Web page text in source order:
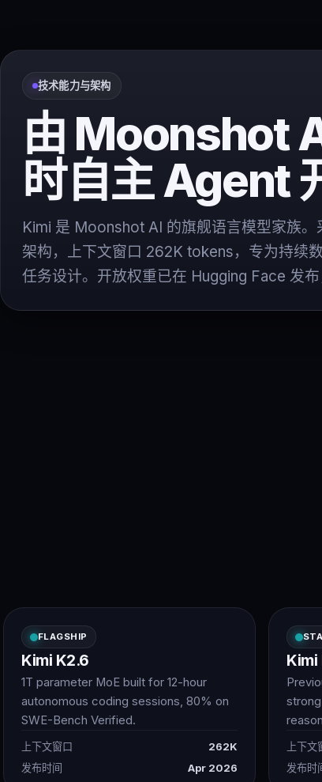
技术能力与架构
由 Moonshot
时自主 Agent
Kimi 是 Moonshot AI 的旗舰语言模型家族。
架构，上下文窗口 262K tokens，专为持续
任务设计。开放权重已在 Hugging Face 发布
FLAGSHIP
Kimi K2.6
1T parameter MoE built for 12-hour
autonomous coding sessions, 80% on
SWE-Bench Verified.
上下文窗口
262K
发布时间
Apr 2026
Kimi
上下文
发布时